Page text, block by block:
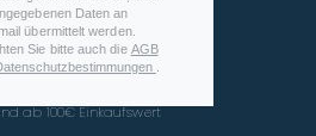
Daten an
übermittelt werden.
Sie bitte auch die AGB
ab 100€ Einkaufswert